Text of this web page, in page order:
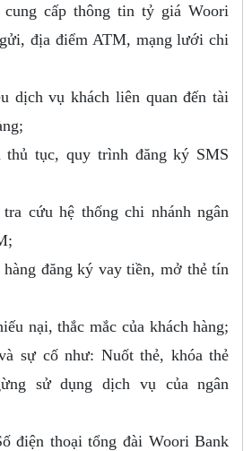
cấp thông tin tỷ giá Woori
địa điểm ATM, mạng lưới chi
vụ khách liên quan đến tài
tục, quy trình đăng ký SMS
cứu hệ thống chi nhánh ngân
đăng ký vay tiền, mở thẻ tín
nại, thắc mắc của khách hàng;
sự cố như: Nuốt thẻ, khóa thẻ
sử dụng dịch vụ của ngân
thoại tổng đài Woori Bank